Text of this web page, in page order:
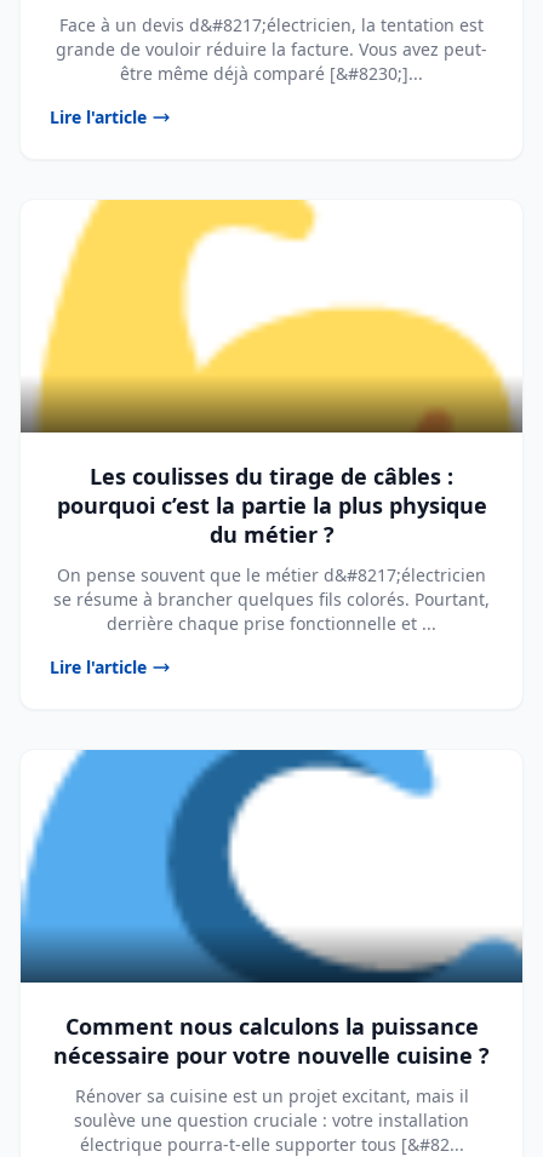
Face à un devis d&#8217;électricien, la tentation est
grande de vouloir réduire la facture. Vous avez peut-
être même déjà comparé [&#8230;]...
Lire l'article
Les coulisses du tirage de câbles :
pourquoi c’est la partie la plus physique
du métier ?
On pense souvent que le métier d&#8217;électricien
se résume à brancher quelques fils colorés. Pourtant,
derrière chaque prise fonctionnelle et ...
Lire l'article
Comment nous calculons la puissance
nécessaire pour votre nouvelle cuisine ?
Rénover sa cuisine est un projet excitant, mais il
soulève une question cruciale : votre installation
électrique pourra-t-elle supporter tous [&#82...